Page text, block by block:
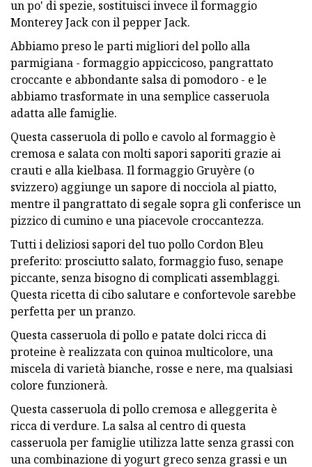
un po' di spezie, sostituisci invece il formaggio
Monterey Jack con il pepper Jack.
Abbiamo preso le parti migliori del pollo alla
parmigiana - formaggio appiccicoso, pangrattato
croccante e abbondante salsa di pomodoro - e le
abbiamo trasformate in una semplice casseruola
adatta alle famiglie.
Questa casseruola di pollo e cavolo al formaggio è
cremosa e salata con molti sapori saporiti grazie ai
crauti e alla kielbasa. Il formaggio Gruyère (o
svizzero) aggiunge un sapore di nocciola al piatto,
mentre il pangrattato di segale sopra gli conferisce un
pizzico di cumino e una piacevole croccantezza.
Tutti i deliziosi sapori del tuo pollo Cordon Bleu
preferito: prosciutto salato, formaggio fuso, senape
piccante, senza bisogno di complicati assemblaggi.
Questa ricetta di cibo salutare e confortevole sarebbe
perfetta per un pranzo.
Questa casseruola di pollo e patate dolci ricca di
proteine ​​è realizzata con quinoa multicolore, una
miscela di varietà bianche, rosse e nere, ma qualsiasi
colore funzionerà.
Questa casseruola di pollo cremosa e alleggerita è
ricca di verdure. La salsa al centro di questa
casseruola per famiglie utilizza latte senza grassi con
una combinazione di yogurt greco senza grassi e un